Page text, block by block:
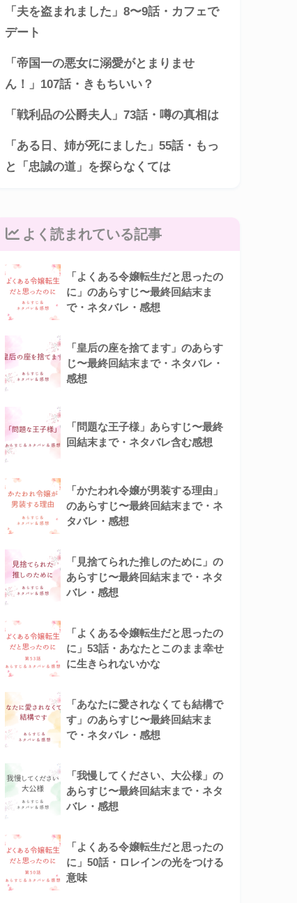
「夫を盗まれました」8〜9話・カフェで
デート
「帝国一の悪女に溺愛がとまりませ
ん！」107話・きもちいい？
「戦利品の公爵夫人」73話・噂の真相は
「ある日、姉が死にました」55話・もっ
と「忠誠の道」を探らなくては
よく読まれている記事
「よくある令嬢転生だと思ったの
に」のあらすじ〜最終回結末ま
で・ネタバレ・感想
「皇后の座を捨てます」のあらす
じ〜最終回結末まで・ネタバレ・
感想
「問題な王子様」あらすじ〜最終
回結末まで・ネタバレ含む感想
「かたわれ令嬢が男装する理由」
のあらすじ〜最終回結末まで・ネ
タバレ・感想
「見捨てられた推しのために」の
あらすじ〜最終回結末まで・ネタ
バレ・感想
「よくある令嬢転生だと思ったの
に」53話・あなたとこのまま幸せ
に生きられないかな
「あなたに愛されなくても結構で
す」のあらすじ〜最終回結末ま
で・ネタバレ・感想
「我慢してください、大公様」の
あらすじ〜最終回結末まで・ネタ
バレ・感想
「よくある令嬢転生だと思ったの
に」50話・ロレインの光をつける
意味